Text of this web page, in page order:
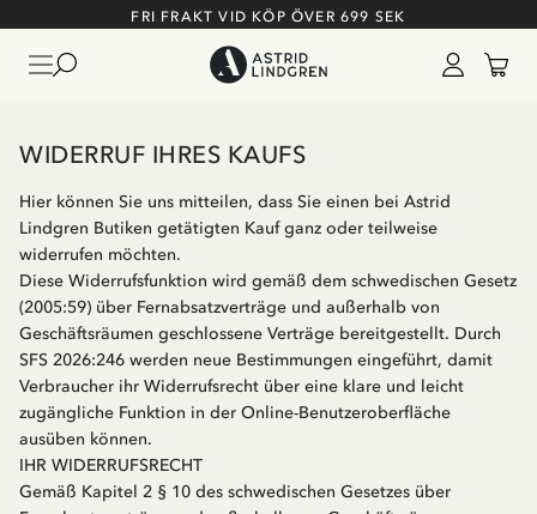
FRI FRAKT VID KÖP ÖVER 699 SEK
WIDERRUF IHRES KAUFS
Hier können Sie uns mitteilen, dass Sie einen bei Astrid
Lindgren Butiken getätigten Kauf ganz oder teilweise
widerrufen möchten.
Diese Widerrufsfunktion wird gemäß dem schwedischen Gesetz
(2005:59) über Fernabsatzverträge und außerhalb von
Geschäftsräumen geschlossene Verträge bereitgestellt. Durch
SFS 2026:246 werden neue Bestimmungen eingeführt, damit
Verbraucher ihr Widerrufsrecht über eine klare und leicht
zugängliche Funktion in der Online-Benutzeroberfläche
ausüben können.
IHR WIDERRUFSRECHT
Gemäß Kapitel 2 § 10 des schwedischen Gesetzes über